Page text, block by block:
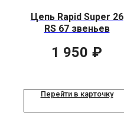
Цепь Rapid Super 26
RS 67 звеньев
1 950 ₽
Перейти в карточку